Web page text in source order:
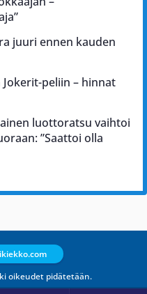
juuri ennen kauden
Jokerit-peliin – hinnat
luottoratsu vaihtoi
”Saattoi olla
oikeudet pidätetään.